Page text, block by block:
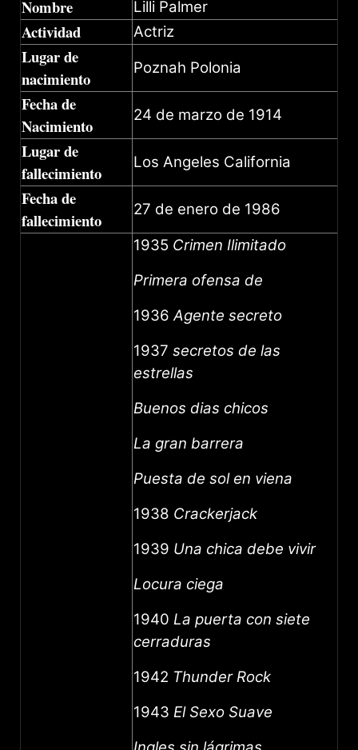
Nombre Lilli Palmer
Actividad Actriz
Lugar de
nacimiento
Poznah Polonia
Fecha de
Nacimiento
24 de marzo de 1914
Lugar de
fallecimiento
Los Angeles California
Fecha de
fallecimiento
27 de enero de 1986
1935 Crimen Ilimitado
Primera ofensa de
1936Agente secreto
1937 secretos de las
estrellas
Buenos dias chicos
La gran barrera
Puesta de sol en viena
1938 Crackerjack
1939 Una chica debe vivir
Locura ciega
1940 La puerta con siete
cerraduras
1942 Thunder Rock
1943 El Sexo Suave